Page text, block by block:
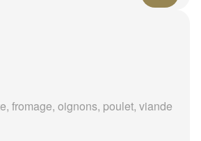
fromage, oignons, poulet, viande